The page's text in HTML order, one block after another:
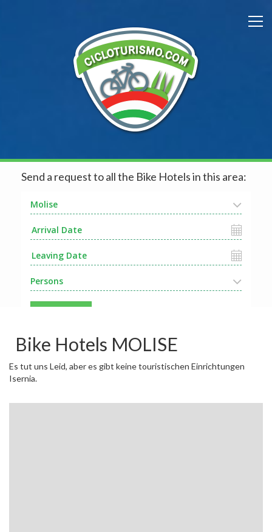
Send a request to all the Bike Hotels in this area:
Molise
Persons
Bike Hotels MOLISE
Es tut uns Leid, aber es gibt keine touristischen Einrichtungen
Isernia.